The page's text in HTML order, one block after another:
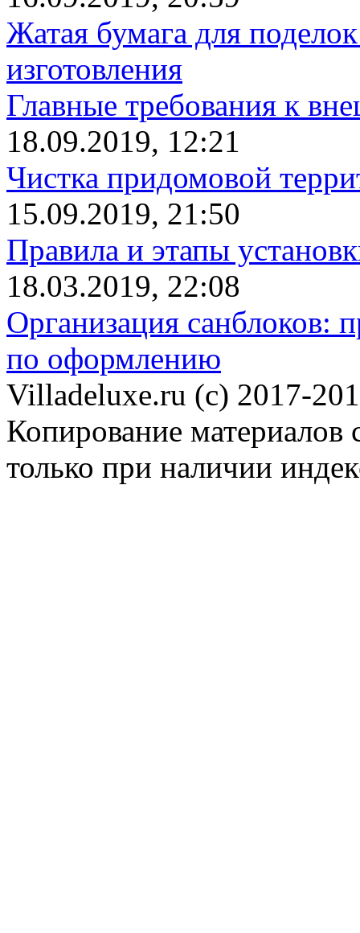
Жатая бумага для
изготовления
Главные требования к
18.09.2019, 12:21
Чистка придомовой
15.09.2019, 21:50
Правила и этапы
18.03.2019, 22:08
Организация санблоков:
по оформлению
Villadeluxe.ru (c) 2017-
Копирование материалов
только при наличии